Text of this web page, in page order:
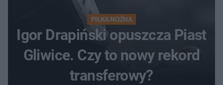
PIŁKA NOŻNA
Igor Drapiński opuszcza Piast
Gliwice. Czy to nowy rekord
transferowy?